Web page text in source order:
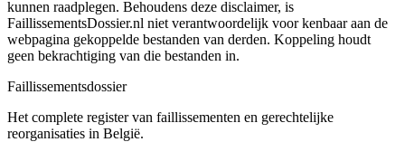
kunnen raadplegen. Behoudens deze disclaimer, is
FaillissementsDossier.nl niet verantwoordelijk voor kenbaar aan de
webpagina gekoppelde bestanden van derden. Koppeling houdt
geen bekrachtiging van die bestanden in.
Faillissementsdossier
Het complete register van faillissementen en gerechtelijke
reorganisaties in België.